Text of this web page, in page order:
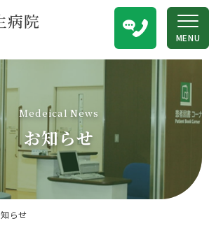
MENU
Medeical News
お知らせ
らせ